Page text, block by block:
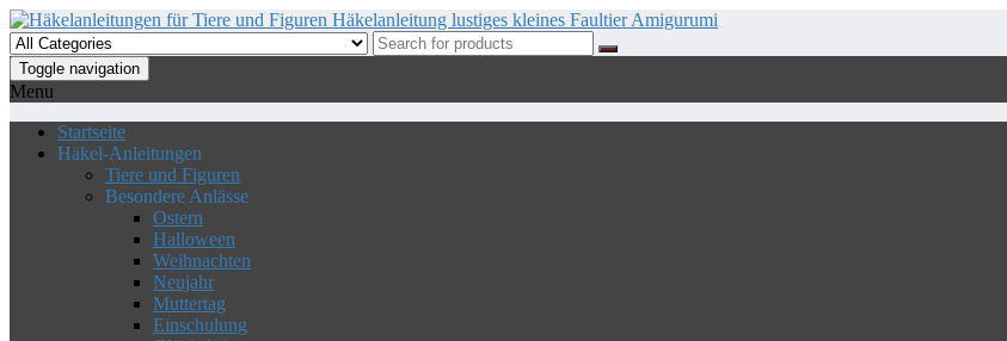
Skip
to
the
content
Toggle navigation
Menu
Startseite
Häkel-Anleitungen
Tiere und Figuren
Besondere Anlässe
Ostern
Halloween
Weihnachten
Neujahr
Muttertag
Einschulung